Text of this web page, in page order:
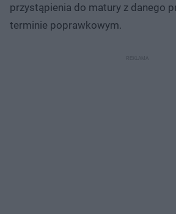
przystąpienia do matury z danego
terminie poprawkowym.